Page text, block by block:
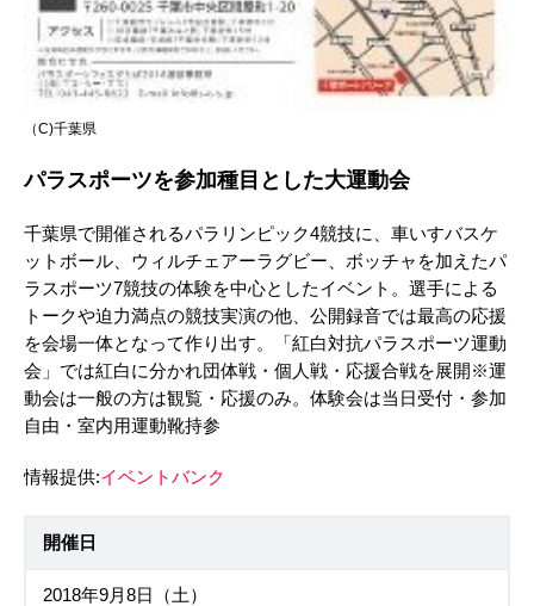
（C)千葉県
パラスポーツを参加種目とした大運動会
千葉県で開催されるパラリンピック4競技に、車いすバスケ
ットボール、ウィルチェアーラグビー、ボッチャを加えたパ
ラスポーツ7競技の体験を中心としたイベント。選手による
トークや迫力満点の競技実演の他、公開録音では最高の応援
を会場一体となって作り出す。「紅白対抗パラスポーツ運動
会」では紅白に分かれ団体戦・個人戦・応援合戦を展開※運
動会は一般の方は観覧・応援のみ。体験会は当日受付・参加
自由・室内用運動靴持参
情報提供:イベントバンク
開催日
2018年9月8日（土）